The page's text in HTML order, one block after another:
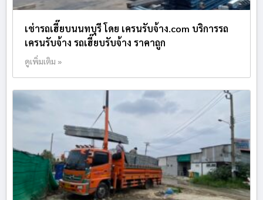
เช่ารถเฮี๊ยบนนทบุรี โดย เครนรับจ้าง.com บริการรถ
เครนรับจ้าง รถเฮี๊ยบรับจ้าง ราคาถูก
ดูเพิ่มเติม »